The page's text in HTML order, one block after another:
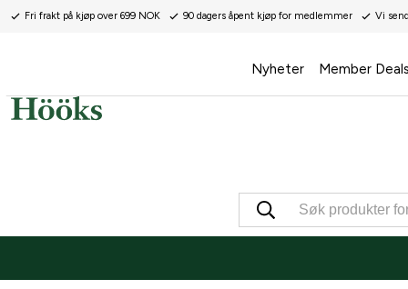
Fri frakt på kjøp over 699 NOK 90 dagers åpent kjøp for medlemmer Vi
Nyheter Member